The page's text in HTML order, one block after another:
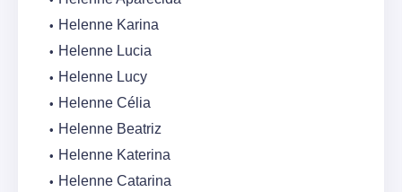
Helenne Karina
Helenne Lucia
Helenne Lucy
Helenne Célia
Helenne Beatriz
Helenne Katerina
Helenne Catarina